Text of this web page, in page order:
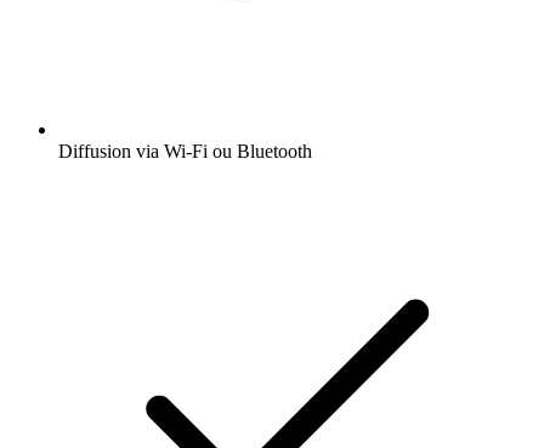
Diffusion via Wi-Fi ou Bluetooth